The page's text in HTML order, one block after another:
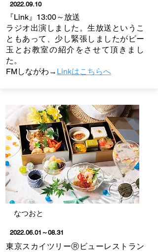
2022.09.10
『Link』13:00～放送
​ラジオ出演しました。生放送というこ
ともあって、少し緊張しましたがビー
玉とお教室の紹介をさせて頂きまし
た。
FMしながわ→ Linkはこちらへ
​なつおと
2022.06.01 ～08.31
東京スカイツリーⓇビューレストラン